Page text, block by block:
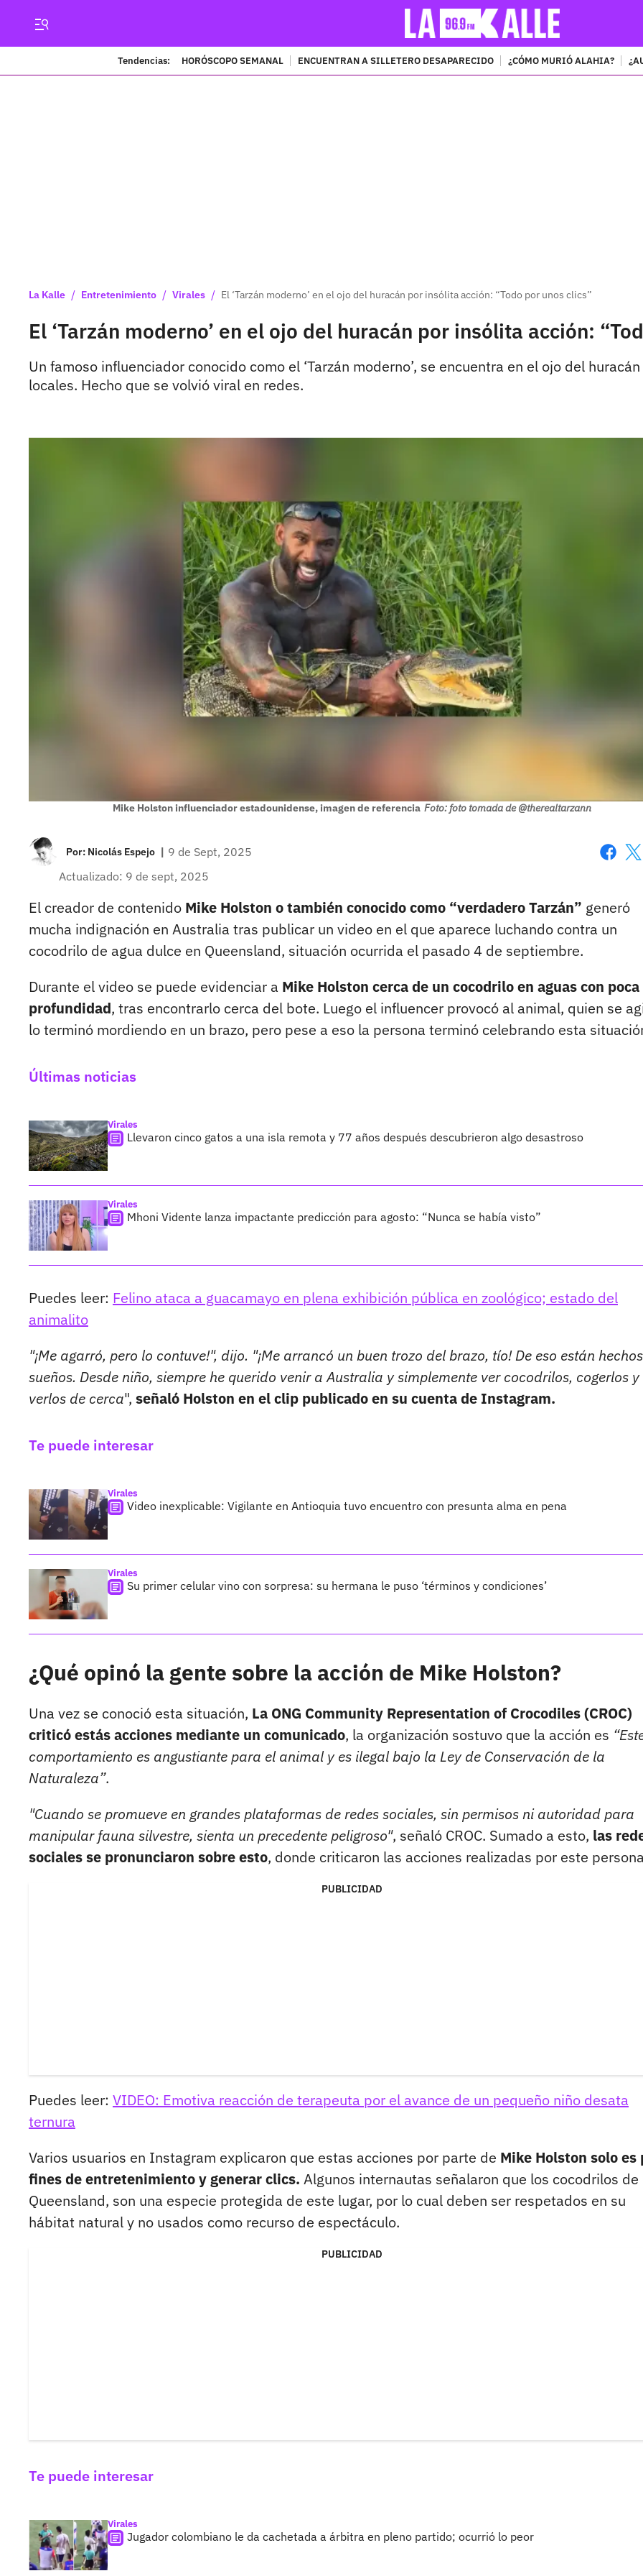
Tendencias: HORÓSCOPO SEMANAL ENCUENTRAN A SILLETERO DESAPARECIDO ¿CÓMO MURIÓ ALAHIA?
La Kalle / Entretenimiento / Virales / El ‘Tarzán moderno’ en el ojo del huracán por insólita acción: “Todo por unos clics”
El ‘Tarzán moderno’ en el ojo del huracán por insólita acción:
Un famoso influenciador conocido como el ‘Tarzán moderno’, se encuentra en el ojo del
locales. Hecho que se volvió viral en redes.
Mike Holston influenciador estadounidense, imagen de referencia Foto: foto tomada de @therealtarzann
Por: Nicolás Espejo | 9 de Sept, 2025
Actualizado: 9 de sept, 2025
El creador de contenido Mike Holston o también conocido como “verdadero Tarzán” generó
mucha indignación en Australia tras publicar un video en el que aparece luchando contra un
cocodrilo de agua dulce en Queensland, situación ocurrida el pasado 4 de septiembre.
Durante el video se puede evidenciar a Mike Holston cerca de un cocodrilo en aguas con poca
profundidad, tras encontrarlo cerca del bote. Luego el influencer provocó al animal, quien se
lo terminó mordiendo en un brazo, pero pese a eso la persona terminó celebrando esta
Últimas noticias
Virales
Llevaron cinco gatos a una isla remota y 77 años después descubrieron algo desastroso
Virales
Mhoni Vidente lanza impactante predicción para agosto: “Nunca se había visto”
Puedes leer: Felino ataca a guacamayo en plena exhibición pública en zoológico; estado del
animalito
"¡Me agarró, pero lo contuve!", dijo. "¡Me arrancó un buen trozo del brazo, tío! De eso están
sueños. Desde niño, siempre he querido venir a Australia y simplemente ver cocodrilos, cogerlos y
verlos de cerca", señaló Holston en el clip publicado en su cuenta de Instagram.
Te puede interesar
Virales
Video inexplicable: Vigilante en Antioquia tuvo encuentro con presunta alma en pena
Virales
Su primer celular vino con sorpresa: su hermana le puso ‘términos y condiciones’
¿Qué opinó la gente sobre la acción de Mike Holston?
Una vez se conoció esta situación, La ONG Community Representation of Crocodiles (CROC)
criticó estás acciones mediante un comunicado, la organización sostuvo que la acción es
comportamiento es angustiante para el animal y es ilegal bajo la Ley de Conservación de la
Naturaleza”.
"Cuando se promueve en grandes plataformas de redes sociales, sin permisos ni autoridad para
manipular fauna silvestre, sienta un precedente peligroso", señaló CROC. Sumado a esto, las
sociales se pronunciaron sobre esto, donde criticaron las acciones realizadas por este
PUBLICIDAD
Puedes leer: VIDEO: Emotiva reacción de terapeuta por el avance de un pequeño niño desata
ternura
Varios usuarios en Instagram explicaron que estas acciones por parte de Mike Holston solo es
fines de entretenimiento y generar clics. Algunos internautas señalaron que los cocodrilos de
Queensland, son una especie protegida de este lugar, por lo cual deben ser respetados en su
hábitat natural y no usados como recurso de espectáculo.
PUBLICIDAD
Te puede interesar
Virales
Jugador colombiano le da cachetada a árbitra en pleno partido; ocurrió lo peor